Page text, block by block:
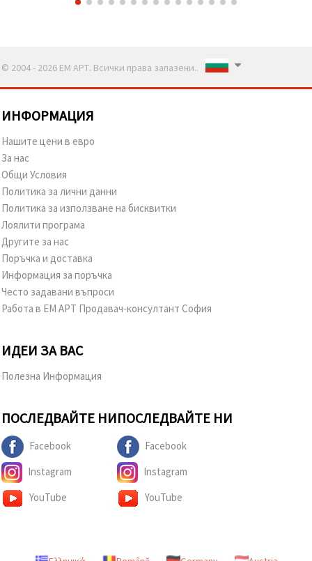
© 2004 - 2026 ЕМ АРТ. Всички права запазени..
ИНФОРМАЦИЯ
Нашите цени в евро
За нас
Общи Условия
Политика за лични данни
Политика за използване на бисквитки
Лоялити програма
Другите за нас
Поръчка и доставка
Информация за поръчка
Често задавани въпроси
Работа в ЕМ АРТ Продавач-консултант София
ИДЕИ ЗА ВАС
Полезна Информация
ПОСЛЕДВАЙТЕ НИ
Facebook
Instagram
YouTube
ПОСЛЕДВАЙТЕ НИ
Facebook
Instagram
YouTube